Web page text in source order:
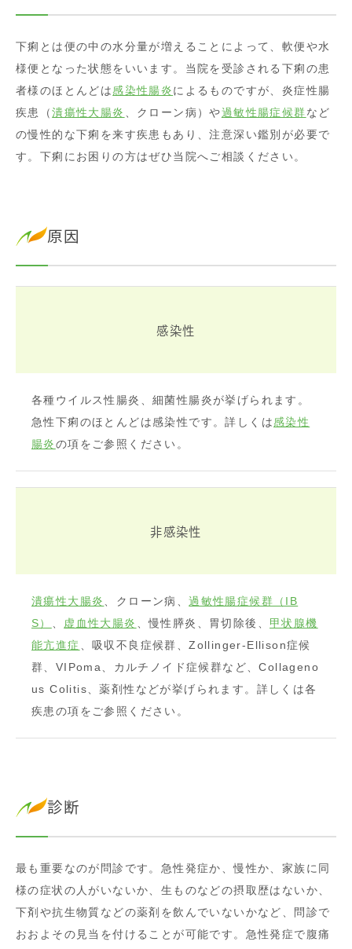
下痢とは便の中の水分量が増えることによって、軟便や水
様便となった状態をいいます。当院を受診される下痢の患
者様のほとんどは感染性腸炎によるものですが、炎症性腸
疾患（潰瘍性大腸炎 、クローン病）や過敏性腸症候群など
の慢性的な下痢を来す疾患もあり、注意深い鑑別が必要で
す。下痢にお困りの方はぜひ当院へご相談ください。
原因
感染性
各種ウイルス性腸炎、細菌性腸炎が挙げられます。
急性下痢のほとんどは感染性です。詳しくは感染性
腸炎の項をご参照ください。
非感染性
潰瘍性大腸炎 、クローン病、過敏性腸症候群（IB
S）
虚血性大腸炎 、慢性膵炎、胃切除後、 甲状腺機
能亢進症
、吸収不良症候群、Zollinger-Ellison症候
群、VIPoma、カルチノイド症候群など、Collageno
us Colitis、薬剤性などが挙げられます。詳しくは各
疾患の項をご参照ください。
診断
最も重要なのが問診です。急性発症か、慢性か、家族に同
様の症状の人がいないか、生ものなどの摂取歴はないか、
下剤や抗生物質などの薬剤を飲んでいないかなど、問診で
おおよその見当を付けることが可能です。急性発症で腹痛